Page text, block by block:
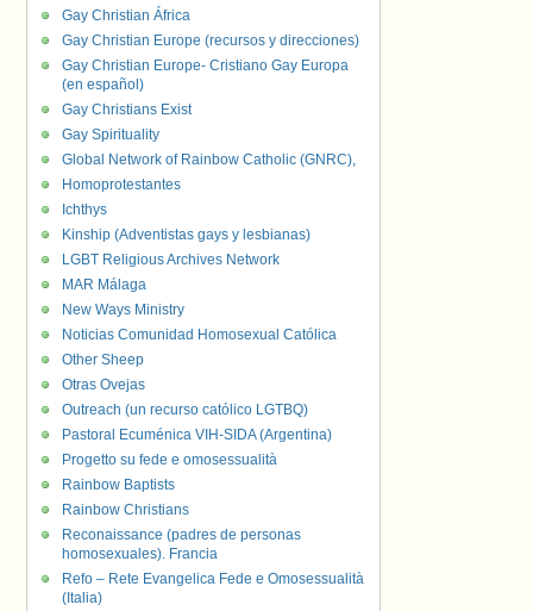
Gay Christian África
Gay Christian Europe (recursos y direcciones)
Gay Christian Europe- Cristiano Gay Europa
(en español)
Gay Christians Exist
Gay Spirituality
Global Network of Rainbow Catholic (GNRC),
Homoprotestantes
Ichthys
Kinship (Adventistas gays y lesbianas)
LGBT Religious Archives Network
MAR Málaga
New Ways Ministry
Noticias Comunidad Homosexual Católica
Other Sheep
Otras Ovejas
Outreach (un recurso católico LGTBQ)
Pastoral Ecuménica VIH-SIDA (Argentina)
Progetto su fede e omosessualità
Rainbow Baptists
Rainbow Christians
Reconaissance (padres de personas
homosexuales). Francia
Refo – Rete Evangelica Fede e Omosessualità
(Italia)